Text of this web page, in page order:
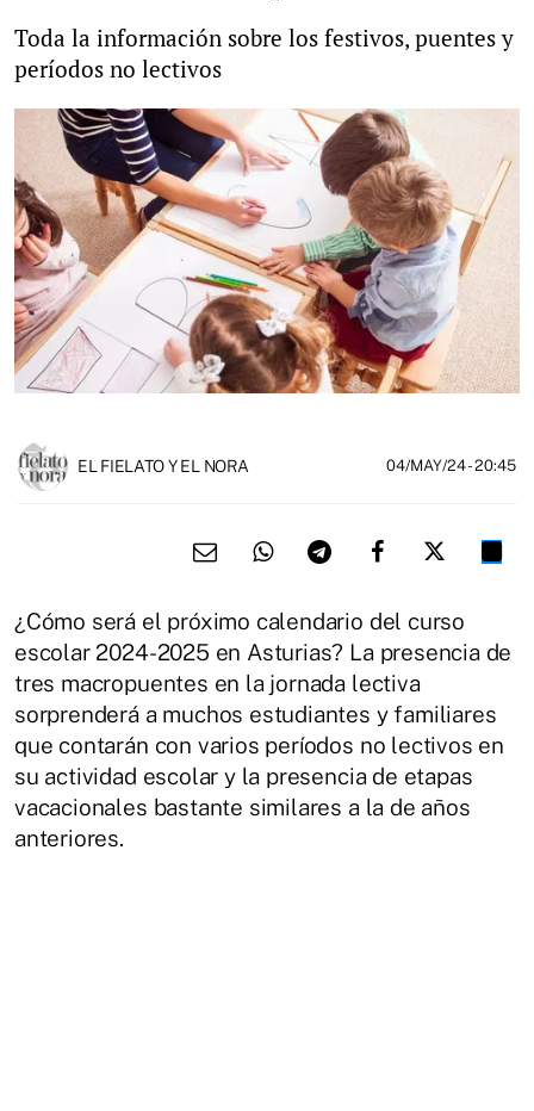
Toda la información sobre los festivos, puentes y
períodos no lectivos
EL FIELATO Y EL NORA 04/MAY/24- 20:45
¿Cómo será el próximo calendario del curso
escolar 2024-2025 en Asturias? La presencia de
tres macropuentes en la jornada lectiva
sorprenderá a muchos estudiantes y familiares
que contarán con varios períodos no lectivos en
su actividad escolar y la presencia de etapas
vacacionales bastante similares a la de años
anteriores.